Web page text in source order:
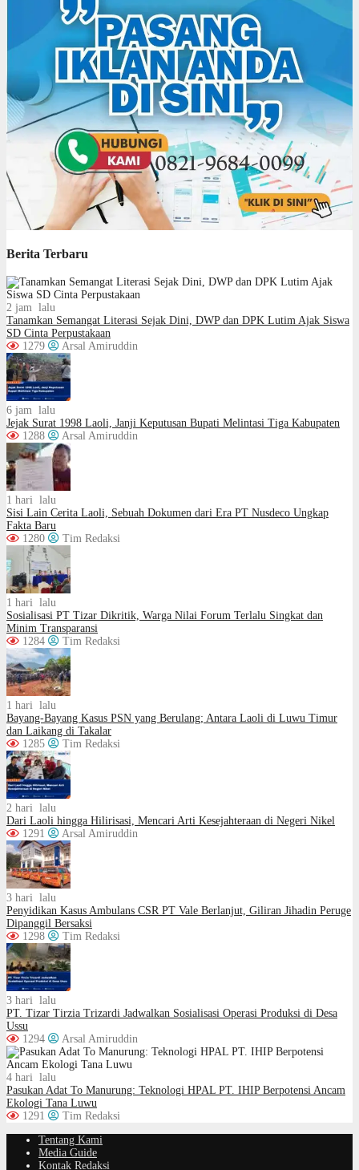
Berita Terbaru
2 jam lalu
Tanamkan Semangat Literasi Sejak Dini, DWP dan DPK Lutim Ajak Siswa
SD Cinta Perpustakaan
1279
Arsal Amiruddin
6 jam lalu
Jejak Surat 1998 Laoli, Janji Keputusan Bupati Melintasi Tiga Kabupaten
1288
Arsal Amiruddin
1 hari lalu
Sisi Lain Cerita Laoli, Sebuah Dokumen dari Era PT Nusdeco Ungkap
Fakta Baru
1280
Tim Redaksi
1 hari lalu
Sosialisasi PT Tizar Dikritik, Warga Nilai Forum Terlalu Singkat dan
Minim Transparansi
1284
Tim Redaksi
1 hari lalu
Bayang-Bayang Kasus PSN yang Berulang; Antara Laoli di Luwu Timur
dan Laikang di Takalar
1285
Tim Redaksi
2 hari lalu
Dari Laoli hingga Hilirisasi, Mencari Arti Kesejahteraan di Negeri Nikel
1291
Arsal Amiruddin
3 hari lalu
Penyidikan Kasus Ambulans CSR PT Vale Berlanjut, Giliran Jihadin Peruge
Dipanggil Bersaksi
1298
Tim Redaksi
3 hari lalu
PT. Tizar Tirzia Trizardi Jadwalkan Sosialisasi Operasi Produksi di Desa
Ussu
1294
Arsal Amiruddin
4 hari lalu
Pasukan Adat To Manurung: Teknologi HPAL PT. IHIP Berpotensi Ancam
Ekologi Tana Luwu
1291
Tim Redaksi
Tentang Kami
Media Guide
Kontak Redaksi